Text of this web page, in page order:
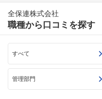
全保連株式会社
職種から口コミを探す
すべて
管理部門